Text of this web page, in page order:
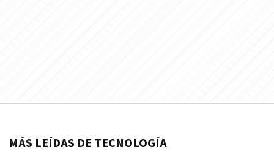
MÁS LEÍDAS DE TECNOLOGÍA